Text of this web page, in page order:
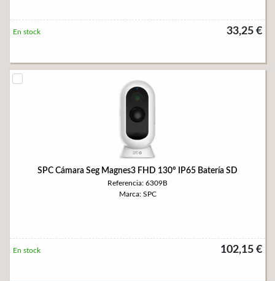
33,25 €
En stock
SPC Cámara Seg Magnes3 FHD 130º IP65 Batería SD
Referencia: 6309B
Marca: SPC
102,15 €
En stock